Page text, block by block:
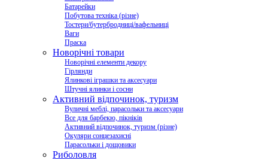
Батарейки
Побутова техніка (різне)
Тостери/бутербродниці/вафельниці
Ваги
Праска
Новорічні товари
Новорічні елементи декору
Гірлянди
Ялинкові іграшки та аксесуари
Штучні ялинки і сосни
Активний відпочинок, туризм
Вуличні меблі, парасольки та аксесуари
Все для барбекю, пікніків
Активний відпочинок, туризм (різне)
Окуляри сонцезахисні
Парасольки і дощовики
Риболовля